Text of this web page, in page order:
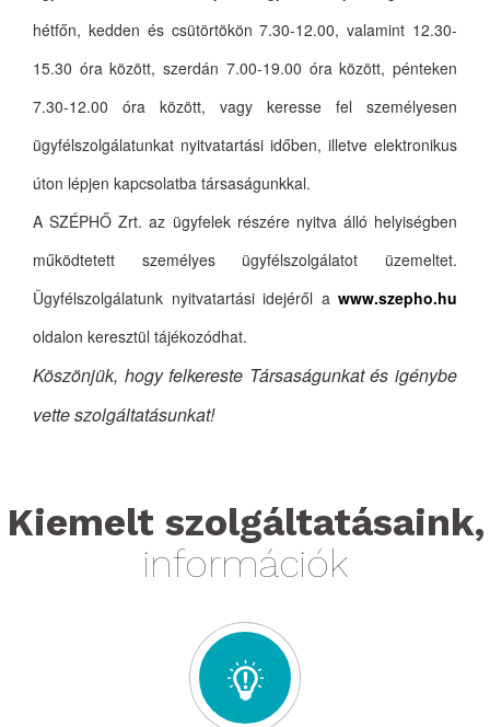
hétfőn, kedden és csütörtökön 7.30-12.00, valamint 12.30-
15.30 óra között, szerdán 7.00-19.00 óra között, pénteken
7.30-12.00 óra között, vagy keresse fel személyesen
ügyfélszolgálatunkat nyitvatartási időben, illetve elektronikus
úton lépjen kapcsolatba társaságunkkal.
A SZÉPHŐ Zrt. az ügyfelek részére nyitva álló helyiségben
működtetett személyes ügyfélszolgálatot üzemeltet.
Ügyfélszolgálatunk nyitvatartási idejéről a www.szepho.hu
oldalon keresztül tájékozódhat.
Köszönjük, hogy felkereste Társaságunkat és igénybe
vette szolgáltatásunkat!
Kiemelt szolgáltatásaink,
információk